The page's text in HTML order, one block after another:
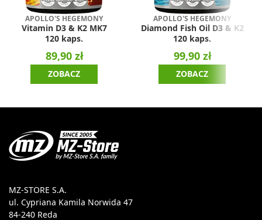
APOLLO'S HEGEMONY
Vitamin D3 & K2 MK7
120 kaps.
89,90 zł
ZOBACZ
APOLLO'S HEGEMONY
Diamond Fish Oil D3 & K2
120 kaps.
99,90 zł
ZOBACZ
MZ-STORE S.A.
ul. Cypriana Kamila Norwida 47
84-240 Reda